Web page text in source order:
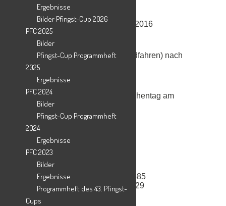
08. August und 22. August 2016
05. September und 19. September 2016
Ausdauer (Laufen, Walken und Radfahren) nach
Vereinbarung.
Es darf auch gerne der Sportabzeichentag am
29.05.2016 auf dem Rehlberg
genutzt werden.
Ulla Völkskow Tel.: 05401 / 41967
Silke Forthmann Tel.: 05401 / 365 685
Andrea Liedmann Tel.: 05401 / 59129
andrea.liedmann@gmx.de
Ergebnisse
Bilder Pfingst-Cup 2026
PFC 2025
Bilder
Pfingst-Cup Programmheft
2025
Ergebnisse
PFC 2024
Bilder
Pfingst-Cup Programmheft
2024
Ergebnisse
PFC 2023
Bilder
Ergebnisse
Programmheft des 43. Pfingst-
Cups